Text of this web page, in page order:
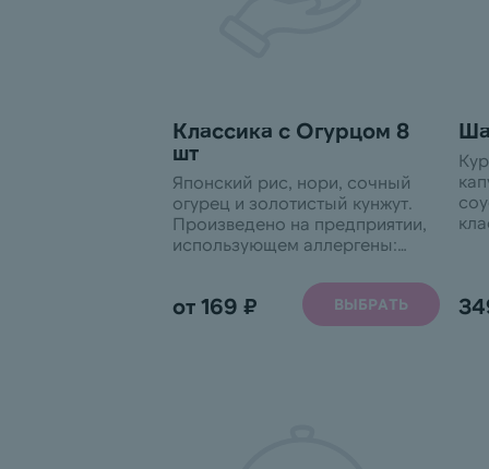
Классика с Огурцом 8
шт
Японский рис, нори, сочный
огурец и золотистый кунжут.
Произведено на предприятии,
использующем аллергены:
молоко, орехи, ракообразные,
сельдерей, соя, яйца и
продукты их переработки.
от 169 ₽ ВЫБРАТЬ